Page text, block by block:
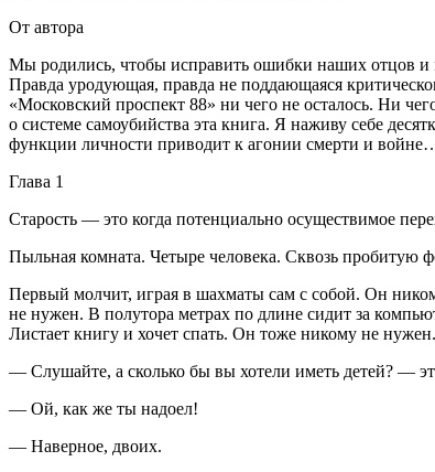
От автора
Мы родились, чтобы исправить ошибки наших отцов и
Правда уродующая, правда не поддающаяся
«Московский проспект 88» ни чего не осталось. Ни
о системе самоубийства эта книга. Я наживу себе
функции личности приводит к агонии смерти и
Глава 1
Старость — это когда потенциально осуществимое
Пыльная комната. Четыре человека. Сквозь пробитую
Первый молчит, играя в шахматы сам с собой. Он
не нужен. В полутора метрах по длине сидит за
Листает книгу и хочет спать. Он тоже никому не
— Слушайте, а сколько бы вы хотели иметь детей? —
— Ой, как же ты надоел!
— Наверное, двоих.